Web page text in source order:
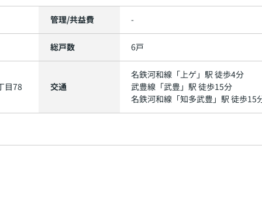
管理/共益費 -
総戸数 6戸
目78 交通
名鉄河和線 「上ゲ 」駅 徒歩4分
武豊線 「武豊 」駅 徒歩15分
名鉄河和線 「知多武豊 」駅 徒歩15